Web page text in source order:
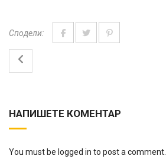
Сподели:
НАПИШЕТЕ КОМЕНТАР
You must be logged in to post a comment.